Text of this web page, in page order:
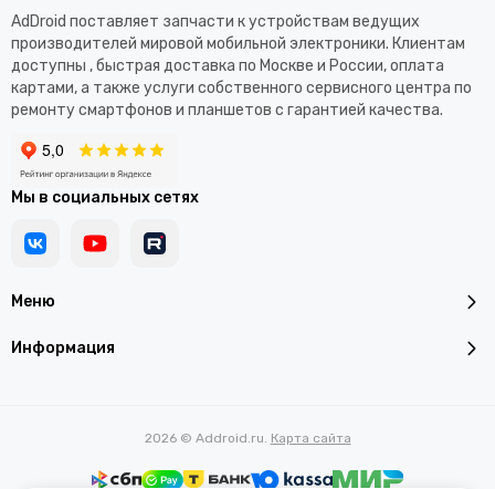
Меню
Информация
AdDroid поставляет запчасти к устройствам ведущих
производителей мировой мобильной электроники. Клиентам
доступны , быстрая доставка по Москве и России, оплата
картами, а также услуги собственного сервисного центра по
ремонту смартфонов и планшетов с гарантией качества.
Мы в социальных сетях
2026 © Addroid.ru. Карта сайта